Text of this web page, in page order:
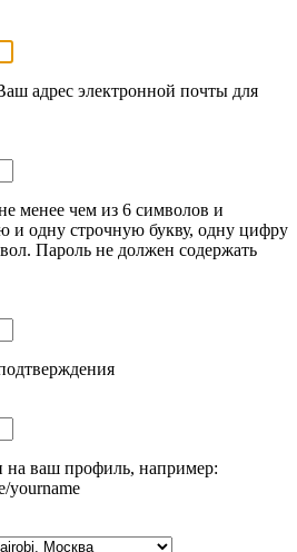
адрес электронной почты для
менее чем из 6 символов и
и одну строчную букву, одну цифру
Пароль не должен содержать
на ваш профиль, например:
yourname